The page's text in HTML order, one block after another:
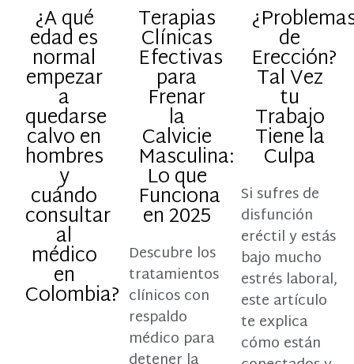
¿A qué
edad es
normal
empezar
a
quedarse
calvo en
hombres
y
cuándo
consultar
al
médico
en
Colombia?
Terapias
Clínicas
Efectivas
para
Frenar
la
Calvicie
Masculina:
Lo que
Funciona
en 2025
Descubre los
tratamientos
clínicos con
respaldo
médico para
de
Erección?
Tal Vez
tu
Trabajo
Tiene la
Culpa
Si sufres de
disfunción
eréctil y estás
bajo mucho
estrés laboral,
este artículo
te explica
cómo están